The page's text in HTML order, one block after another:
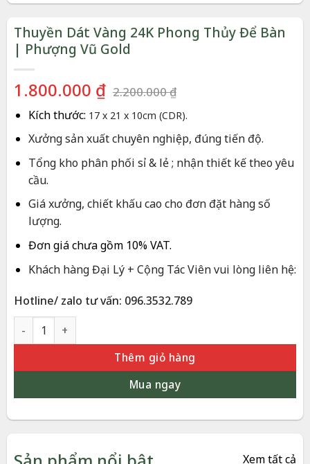
Thuyền Dát Vàng 24K Phong Thủy Để Bàn
| Phượng Vũ Gold
2.200.000₫Giá
gốc
là:
2.200.000 ₫.
1.800.000 ₫ Giá
hiện
tại
là:
1.800.000 ₫.
Kích thước: 17 x 21 x 10cm (CDR).
Xưởng sản xuất chuyên nghiệp, đúng tiến độ.
Tổng kho phân phối sỉ & lẻ ; nhận thiết kế theo yêu
cầu.
Giá xưởng, chiết khấu cao cho đơn đặt hàng số
lượng.
Đơn giá chưa gồm 10% VAT.
Khách hàng Đại Lý + Cộng Tác Viên vui lòng liên hệ:
Hotline/ zalo tư vấn: 096.3532.789
Thuyền Dát Vàng 24K Phong Thủy Để Bàn | Phượng Vũ Gold
Thêm giỏ hàng
Mua ngay
Xem tất cả